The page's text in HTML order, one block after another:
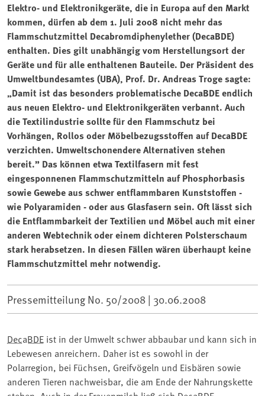
Elektro- und Elektronikgeräte, die in Europa auf den Markt
kommen, dürfen ab dem 1. Juli 2008 nicht mehr das
Flammschutzmittel Decabromdiphenylether (DecaBDE)
enthalten. Dies gilt unabhängig vom Herstellungsort der
Geräte und für alle enthaltenen Bauteile. Der Präsident des
Umweltbundesamtes (UBA), Prof. Dr. Andreas Troge sagte:
„Damit ist das besonders problematische DecaBDE endlich
aus neuen Elektro- und Elektronikgeräten verbannt. Auch
die Textilindustrie sollte für den Flammschutz bei
Vorhängen, Rollos oder Möbelbezugsstoffen auf DecaBDE
verzichten. Umweltschonendere Alternativen stehen
bereit.” Das können etwa Textilfasern mit fest
eingesponnenen Flammschutzmitteln auf Phosphorbasis
sowie Gewebe aus schwer entflammbaren Kunststoffen -
wie Polyaramiden - oder aus Glasfasern sein. Oft lässt sich
die Entflammbarkeit der Textilien und Möbel auch mit einer
anderen Webtechnik oder einem dichteren Polsterschaum
stark herabsetzen. In diesen Fällen wären überhaupt keine
Flammschutzmittel mehr notwendig.
Pressemitteilung No. 50/2008 | 30.06.2008
DecaBDE ist in der Umwelt schwer abbaubar und kann sich in
Lebewesen anreichern. Daher ist es sowohl in der
Polarregion, bei Füchsen, Greifvögeln und Eisbären sowie
anderen Tieren nachweisbar, die am Ende der Nahrungskette